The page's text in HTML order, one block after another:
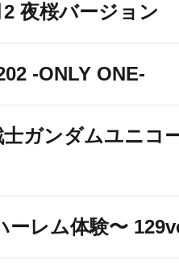
夜桜バージョン
-ONLY ONE-
ガンダムユニコ
ーレム体験〜